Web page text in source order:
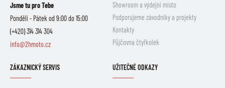
Jsme tu pro Tebe
Pondělí - Pátek od 9:00 do 15:00
(+420) 314 314 304
info@2hmoto.cz
Showroom a výdejní místo
Podporujeme závodníky a projekty
Kontakty
Půjčovna čtyřkolek
ZÁKAZNICKÝ SERVIS UŽITEČNÉ ODKAZY